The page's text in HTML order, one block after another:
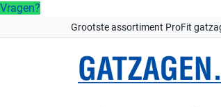
Vragen?
Grootste assortiment ProFit